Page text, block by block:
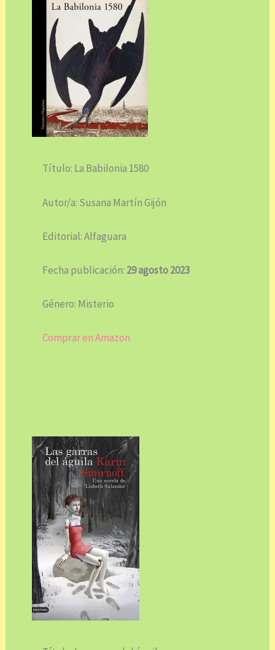
Título: La Babilonia 1580
Autor/a: Susana Martín Gijón
Editorial: Alfaguara
Fecha publicación: 29 agosto 2023
Género: Misterio
Comprar en Amazon